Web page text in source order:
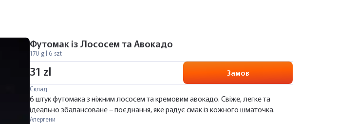
Футомак із Лососем та Авокадо
170 g | 6 szt
31 zl Замов
Склад
6 штук футомака з ніжним лососем та кремовим авокадо. Свіже, легке та
ідеально збалансоване – поєднання, яке радує смак із кожного шматочка.
Алергени